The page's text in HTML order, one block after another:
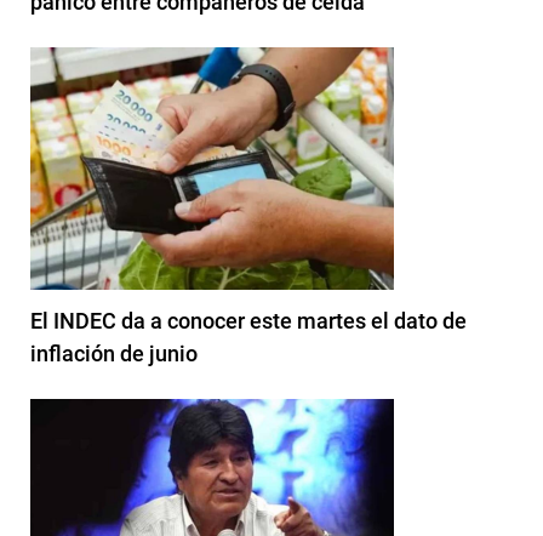
El INDEC da a conocer este martes el dato de
inflación de junio